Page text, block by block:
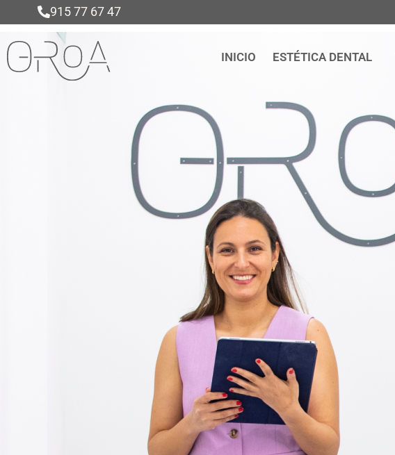
915 77 67 47
INICIO ESTÉTICA DENTAL